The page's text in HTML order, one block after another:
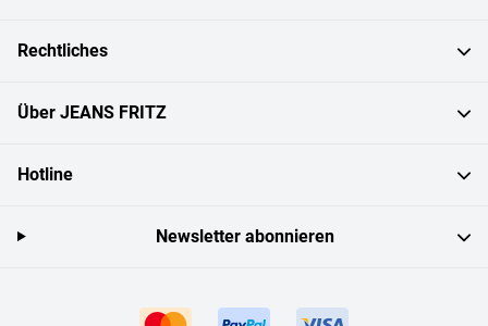
Rechtliches
Über JEANS FRITZ
Hotline
Newsletter abonnieren